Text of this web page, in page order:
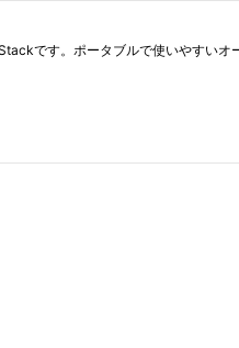
です。ポータブルで使いやすい